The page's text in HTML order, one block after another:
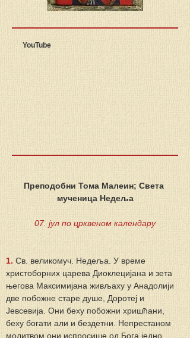
YouTube
Преподобни Тома Малеин; Света
мученица Недеља
07. јул по црквеном календару
1. Св. великомуч. Недеља. У време
христоборних царева Диоклецијана и зета
његова Максимијана живљаху у Анадолији
две побожне старе душе, Доротеј и
Јевсевија. Они беху побожни хришћани,
беху богати али и бездетни. Непрестаном
молитвом они испросише од Бога једно